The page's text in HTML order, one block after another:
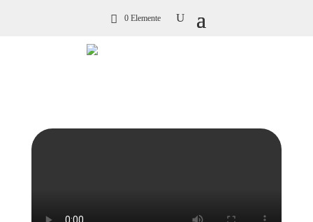
0 Elemente